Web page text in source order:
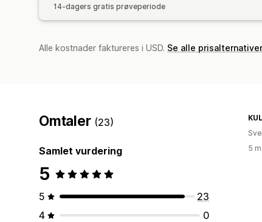
14-dagers gratis prøveperiode
Alle kostnader faktureres i USD. Se alle prisalternativer
Omtaler (23)
Samlet vurdering
5
5
23
4
0
5